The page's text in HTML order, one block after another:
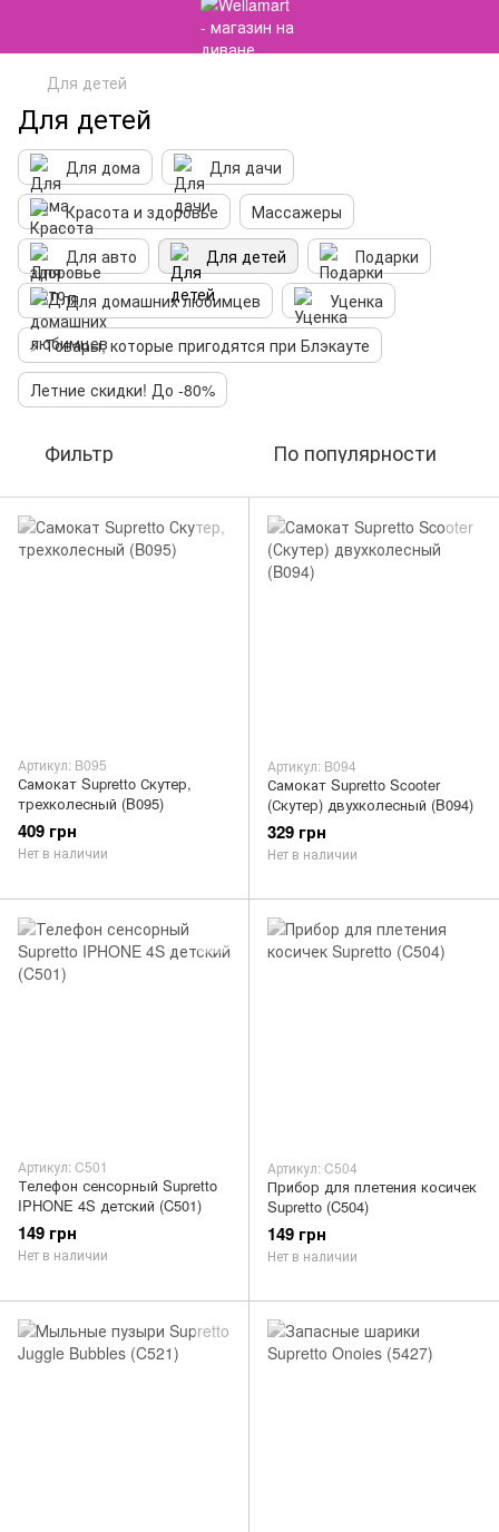
Для детей
Для детей
Для дома
Для дачи
Красота и здоровье
Массажеры
Для авто
Для детей
Подарки
Для домашних любимцев
Уценка
⚡️ Товары, которые пригодятся при Блэкауте
Летние скидки! До -80%
Фильтр По популярности
Артикул: B095
Самокат Supretto Скутер,
трехколесный (B095)
409 грн
Нет в наличии
Артикул: B094
Самокат Supretto Scooter
(Скутер) двухколесный (B094)
329 грн
Нет в наличии
Артикул: C501
Телефон сенсорный Supretto
IPHONE 4S детский (C501)
149 грн
Нет в наличии
Артикул: C504
Прибор для плетения косичек
Supretto (C504)
149 грн
Нет в наличии